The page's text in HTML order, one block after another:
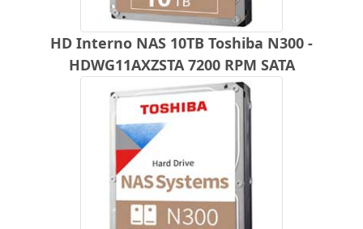
HD Interno NAS 10TB Toshiba N300 -
HDWG11AXZSTA 7200 RPM SATA